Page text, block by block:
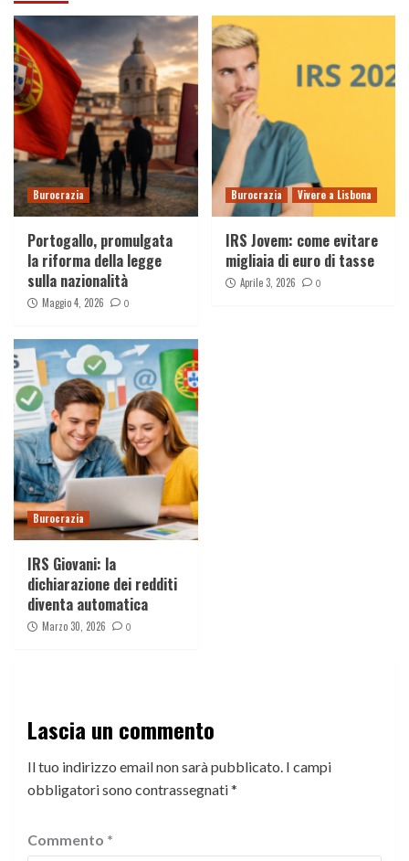
Burocrazia
Portogallo, promulgata
la riforma della legge
sulla nazionalità
Maggio 4, 2026 0
Burocrazia Vivere a Lisbona
IRS Jovem: come evitare
migliaia di euro di tasse
Aprile 3, 2026 0
Burocrazia
IRS Giovani: la
dichiarazione dei redditi
diventa automatica
Marzo 30, 2026 0
Lascia un commento
Il tuo indirizzo email non sarà pubblicato. I campi
obbligatori sono contrassegnati*
Commento *